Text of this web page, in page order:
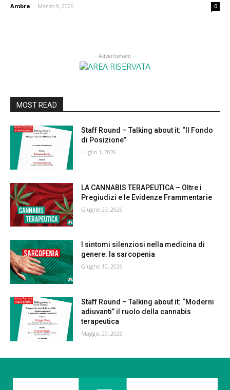
Ambra - Marzo 9, 2026 0
- Advertisment -
MOST READ
Staff Round – Talking about it: “Il Fondo
di Posizione”
Luglio 1, 2026
LA CANNABIS TERAPEUTICA – Oltre i
Pregiudizi e le Evidenze Frammentarie
Giugno 29, 2026
I sintomi silenziosi nella medicina di
genere: la sarcopenia
Giugno 10, 2026
Staff Round – Talking about it: “Moderni
adiuvanti” il ruolo della cannabis
terapeutica
Maggio 29, 2026